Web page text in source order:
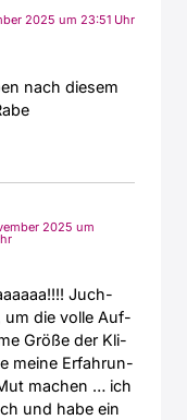
2025 um 23:51 Uhr
nach die­sem
2025 um
Juch­
um die vol­le Auf­
Grö­ße der Kli­
mei­ne Erfah­run­
machen … ich
und habe ein